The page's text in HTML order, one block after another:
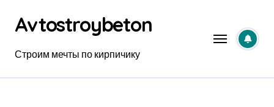
содержанию
Avtostroybeton
Строим мечты по кирпичику